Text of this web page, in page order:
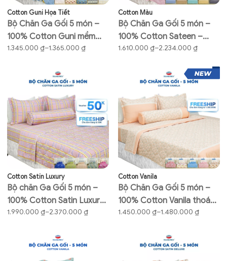
Cotton Guni Họa Tiết
Bộ Chăn Ga Gối 5 món –
100% Cotton Guni mềm
mại, thoáng mát – THANH
1.345.000₫–1.365.000₫
Khoảng
1.345.000 ₫
1.365.000 ₫
Cotton Màu
Bộ Chăn Ga Gối 5 món –
100% Cotton Sateen –
Mềm mại, Thoáng mát
1.610.000 ₫–2.234.000 ₫
Khoảng
1.610.000 ₫
2.234.000 ₫
Cotton Satin Luxury
Bộ chăn Ga Gối 5 món –
100% Cotton Satin Luxury /
Galaxy Satin – mềm mại,
1.990.000₫–2.370.000₫
Khoảng
1.990.000 ₫
Cotton Vanila
Bộ Chăn Ga Gối 5 món –
100% Cotton Vanila thoáng
mát (Vỏ gối lót gòn)
1.450.000 ₫–1.480.000 ₫
Khoảng
1.450.000 ₫